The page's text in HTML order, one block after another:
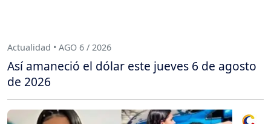
Actualidad • AGO 6 / 2026
Así amaneció el dólar este jueves 6 de agosto
de 2026